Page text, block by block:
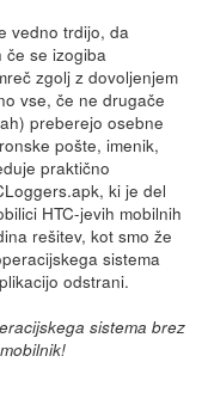
vedno trdijo, da
če se izogiba
zgolj z dovoljenjem
vse, če ne drugače
preberejo osebne
pošte, imenik,
praktično
ki je del
HTC-jevih mobilnih
rešitev, kot smo že
sistema
odstrani.
sistema brez